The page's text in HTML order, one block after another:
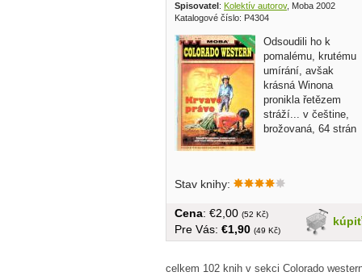
Spisovatel: Kolektív autorov, Moba 2002
Katalogové číslo: P4304
Odsoudili ho k
pomalému, krutému
umírání, avšak
krásná Winona
pronikla řetězem
stráží... v češtine,
brožovaná, 64 strán
Stav knihy:
kúpiť
Cena: €2,00 (52 Kč)
Pre Vás: €1,90 (49 Kč)
celkem 102 knih v sekci Colorado